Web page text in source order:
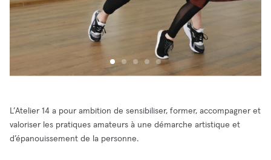
L’Atelier 14 a pour ambition de sensibiliser, former, accompagner et
valoriser les pratiques amateurs à une démarche artistique et
d’épanouissement de la personne.